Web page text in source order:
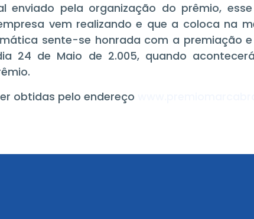
enviado pela organização do prêmio,
vem realizando e que a coloca na
sente-se honrada com a premiação
24 de Maio de 2.005, quando
obtidas pelo endereço